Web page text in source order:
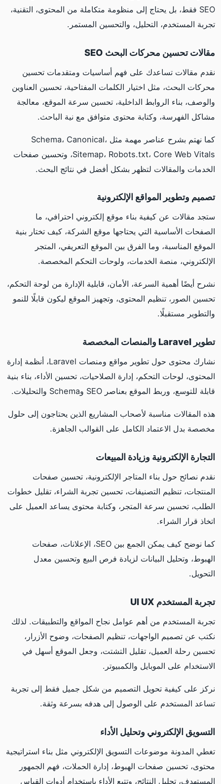
SEO فقط، بل يحتاج إلى منظومة متكاملة من المحتوى، التقنية،
تجربة المستخدم، التحليل، والتحسين المستمر.
مقالات تحسين محركات البحث SEO
نقدم مقالات تساعدك على فهم أساسيات ومتقدمات تحسين
محركات البحث، مثل اختيار الكلمات المفتاحية، تحسين العناوين
والوصف، بناء الروابط الداخلية، تحسين سرعة الموقع، معالجة
مشاكل الفهرسة، وكتابة محتوى متوافق مع نية الباحث.
كما نهتم بشرح عناصر مهمة مثل Schema، Canonical،
Sitemap، Robots.txt، Core Web Vitals، وتحسين صفحات
الخدمات والمقالات لتظهر بشكل أفضل في نتائج البحث.
تصميم وتطوير المواقع الإلكترونية
ستجد مقالات عن كيفية بناء موقع إلكتروني احترافي، ما
الصفحات الأساسية التي يحتاجها موقع الشركة، كيف تختار بنية
الموقع المناسبة، وما الفرق بين الموقع التعريفي، المتجر
الإلكتروني، منصة الخدمات، ولوحات التحكم المخصصة.
نشرح أيضًا أهمية السرعة، الأمان، قابلية الإدارة من لوحة التحكم،
تحسين الصور، تنظيم المحتوى، وتجهيز الموقع ليكون قابلًا للنمو
والتطوير مستقبلًا.
تطوير Laravel والمنصات المخصصة
نشارك محتوى حول تطوير مواقع ومنصات Laravel، أنظمة إدارة
المحتوى، لوحات التحكم، إدارة الصلاحيات، تحسين الأداء، بناء بنية
قابلة للتوسع، وربط الموقع بعناصر SEO وSchema والتحليلات.
هذه المقالات مناسبة لأصحاب المشاريع الذين يحتاجون إلى حلول
مخصصة بدل الاعتماد الكامل على القوالب الجاهزة.
التجارة الإلكترونية وزيادة المبيعات
نقدم نصائح حول بناء المتاجر الإلكترونية، تحسين صفحات
المنتجات، تنظيم التصنيفات، تحسين تجربة الشراء، تقليل خطوات
الطلب، تحسين سرعة المتجر، وكتابة محتوى يساعد العميل على
اتخاذ قرار الشراء.
كما نوضح كيف يمكن الجمع بين SEO، الإعلانات، صفحات
الهبوط، وتحليل البيانات لزيادة فرص البيع وتحسين معدل
التحويل.
تجربة المستخدم UI UX
تجربة المستخدم من أهم عوامل نجاح المواقع والتطبيقات. لذلك
نكتب عن تصميم الواجهات، تنظيم الصفحات، وضوح الأزرار،
تحسين رحلة العميل، تقليل التشتت، وجعل الموقع أسهل في
الاستخدام على الموبايل والكمبيوتر.
نركز على كيفية تحويل التصميم من شكل جميل فقط إلى تجربة
تساعد المستخدم على الوصول إلى هدفه بسرعة وثقة.
التسويق الإلكتروني وتحليل الأداء
تغطي المدونة موضوعات التسويق الإلكتروني مثل بناء استراتيجية
محتوى، تحسين صفحات الهبوط، إدارة الحملات، فهم الجمهور
المستهدف، تحليل النتائج، وتتبع الأداء باستخدام أدوات القياس